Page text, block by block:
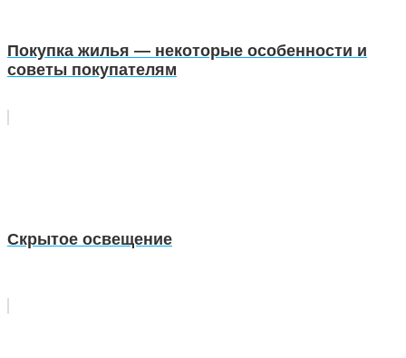
Покупка жилья — некоторые особенности и
советы покупателям
Скрытое освещение